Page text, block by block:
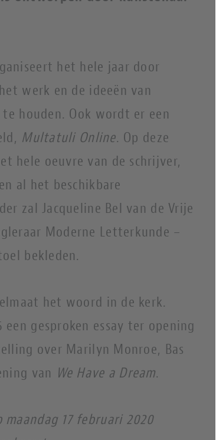
het hele jaar door
werk en de ideeën van
houden. Ook wordt er een
Multatuli Online. Op deze
hele oeuvre van de schrijver,
al het beschikbare
zal Jacqueline Bel van de Vrije
Moderne Letterkunde –
bekleden.
het woord in de kerk.
gesproken essay ter opening
over Marilyn Monroe, Bas
van We Have a Dream.
17 februari 2020